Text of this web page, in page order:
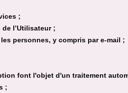
;
l’Utilisateur ;
personnes, y compris par e-mail ;
font l'objet d'un traitement
;